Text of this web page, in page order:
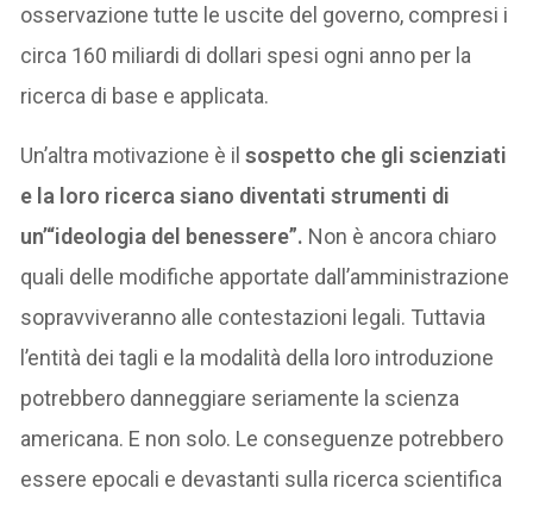
osservazione tutte le uscite del governo, compresi i
circa 160 miliardi di dollari spesi ogni anno per la
ricerca di base e applicata.
Un’altra motivazione è ilsospetto che gli scienziati
e la loro ricerca siano diventati strumenti di
un’“ideologia del benessere”. Non è ancora chiaro
quali delle modifiche apportate dall’amministrazione
sopravviveranno alle contestazioni legali. Tuttavia
l’entità dei tagli e la modalità della loro introduzione
potrebbero danneggiare seriamente la scienza
americana. E non solo. Le conseguenze potrebbero
essere epocali e devastanti sulla ricerca scientifica